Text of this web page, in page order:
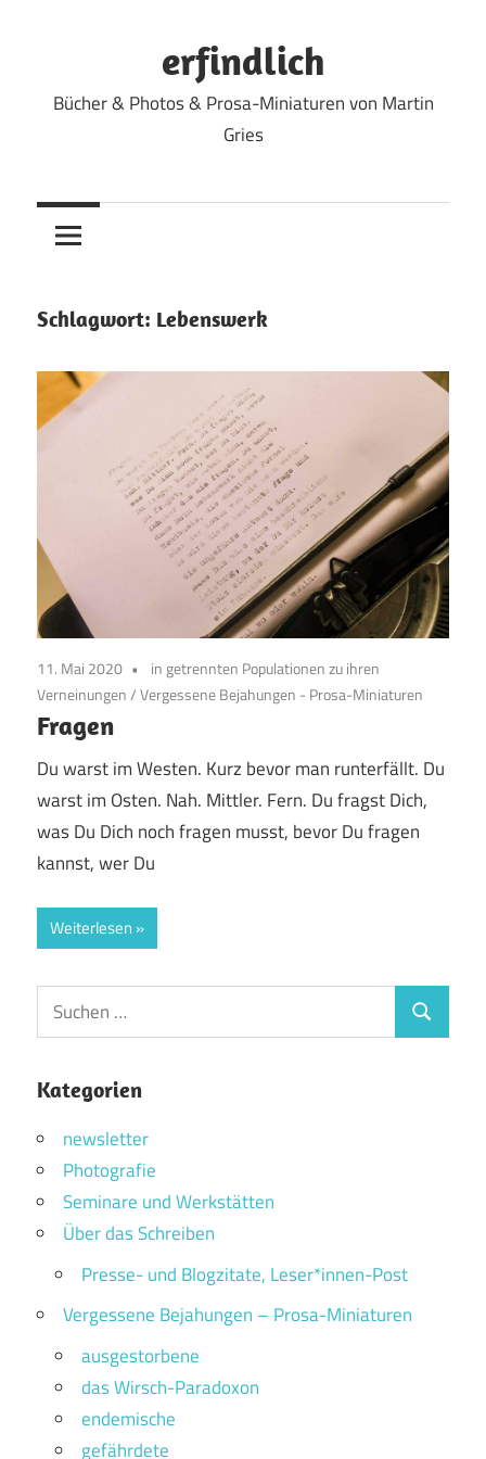
erfindlich
Bücher & Photos & Prosa-Miniaturen von Martin
Gries
Schlagwort: Lebenswerk
11. Mai 2020
in getrennten Populationen zu ihren
Verneinungen/Vergessene Bejahungen - Prosa-Miniaturen
Fragen
Du warst im Westen. Kurz bevor man runterfällt. Du
warst im Osten. Nah. Mittler. Fern. Du fragst Dich,
was Du Dich noch fragen musst, bevor Du fragen
kannst, wer Du
Weiterlesen
Suchen
nach:
Suchen
Kategorien
newsletter
Photografie
Seminare und Werkstätten
Über das Schreiben
Presse- und Blogzitate, Leser*innen-Post
Vergessene Bejahungen – Prosa-Miniaturen
ausgestorbene
das Wirsch-Paradoxon
endemische
gefährdete